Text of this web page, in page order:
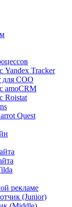
Yandex Tracker
для СОО
amoCRM
Roistat
Quest
рекламе
(Junior)